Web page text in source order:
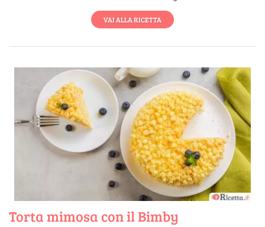
VAI ALLA RICETTA
Torta mimosa con il Bimby